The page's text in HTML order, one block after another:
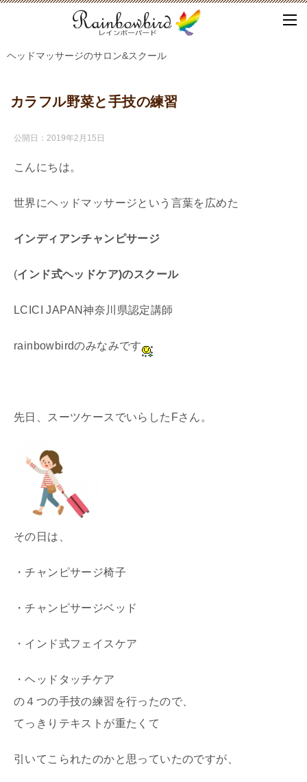
ヘッドマッサージのサロン&スクール
カラフル野菜と手技の練習
公開日： 2019年2月15日
こんにちは。
世界にヘッドマッサージという言葉を広めた
インディアンチャンピサージ
(インド式ヘッドケア)のスクール
LCICI JAPAN神奈川県認定講師
rainbowbirdのみなみです
先日、スーツケースでいらしたFさん。
その日は、
・チャンピサージ椅子
・チャンピサージベッド
・インド式フェイスケア
・ヘッドタッチケア
の４つの手技の練習を行ったので、
てっきりテキストが重たくて
引いてこられたのかと思っていたのですが、